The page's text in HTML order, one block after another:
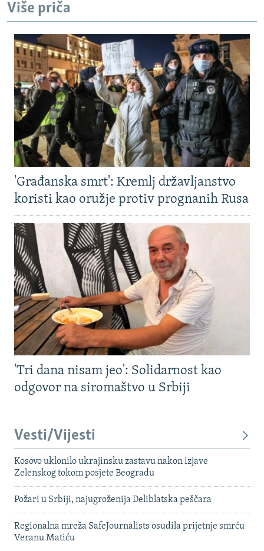
Više priča
'Građanska smrt': Kremlj državljanstvo
koristi kao oružje protiv prognanih Rusa
'Tri dana nisam jeo': Solidarnost kao
odgovor na siromaštvo u Srbiji
Vesti/Vijesti
Kosovo uklonilo ukrajinsku zastavu nakon izjave
Zelenskog tokom posjete Beogradu
Požari u Srbiji, najugroženija Deliblatska peščara
Regionalna mreža SafeJournalists osudila prijetnje smrću
Veranu Matiću